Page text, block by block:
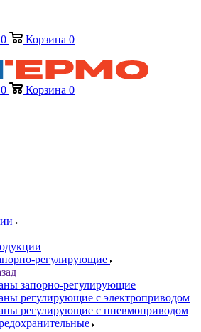
0 Корзина 0
0 Корзина 0
регулирующие
запорно-регулирующие
регулирующие с электроприводом
регулирующие с пневмоприводом